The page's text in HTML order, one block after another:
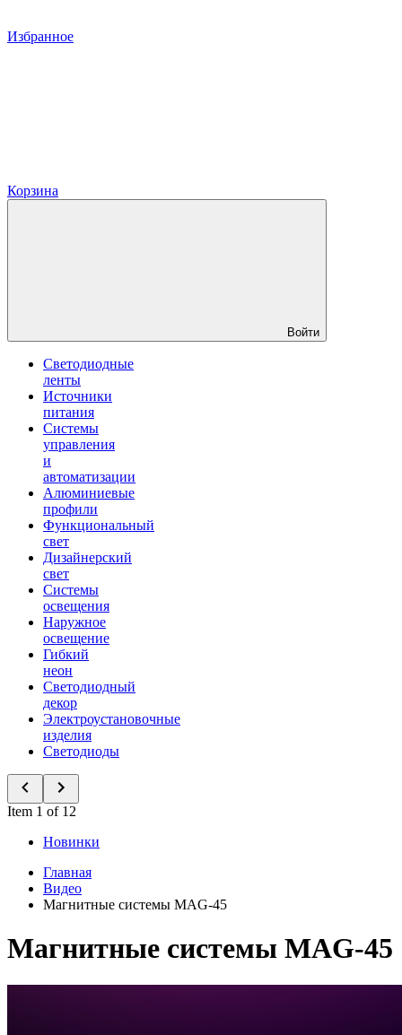
Избранное
Корзина
Войти
Светодиодные
ленты
Источники
питания
Системы
управления
и
автоматизации
Алюминиевые
профили
Функциональный
свет
Дизайнерский
свет
Системы
освещения
Наружное
освещение
Гибкий
неон
Светодиодный
декор
Электроустановочные
изделия
Светодиоды
Item 1 of 12
Новинки
Главная
Видео
Магнитные системы MAG-45
Магнитные системы MAG-45